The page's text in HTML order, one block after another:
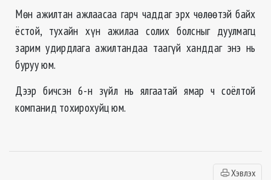
Мөн ажилтан ажлаасаа гарч чаддаг эрх чөлөөтэй байх
ёстой, тухайн хүн ажилаа солих болсныг дуулмагц
зарим удирдлага ажилтандаа таагүй ханддаг энэ нь
буруу юм.
Дээр бичсэн 6-н зүйл нь ялгаатай ямар ч соёлтой
компанид тохирохуйц юм.
Хэвлэх